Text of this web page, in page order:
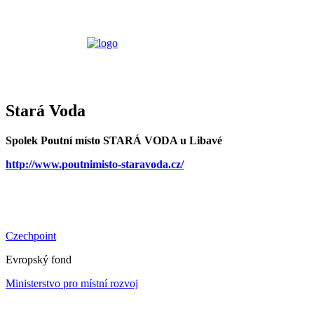
Stará Voda
Spolek Poutní místo STARÁ VODA u Libavé
http://www.poutnimisto-staravoda.cz/
Czechpoint
Evropský fond
Ministerstvo pro místní rozvoj